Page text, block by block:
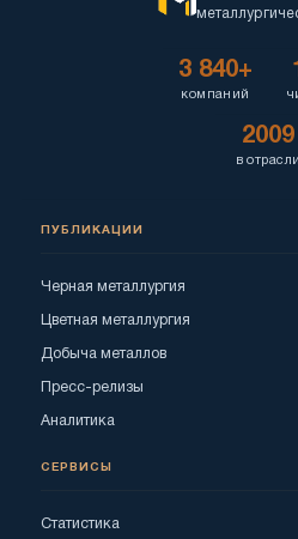
3 840+
компаний
2009
в отрасли
ПУБЛИКАЦИИ
Черная металлургия
Цветная металлургия
Добыча металлов
Пресс-релизы
Аналитика
СЕРВИСЫ
Статистика